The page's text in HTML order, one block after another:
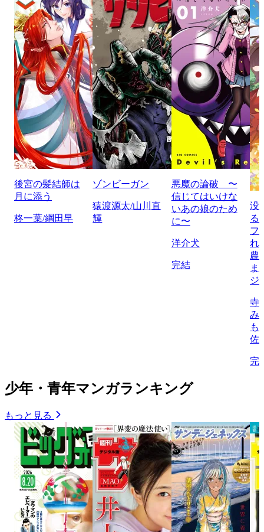
後宮の髪結師は
月に添う
柊一葉/綱田早
ゾンビーガン
猿渡源太/山川直
輝
悪魔の論破 〜
信じてはいけな
いあの娘のため
に〜
洋介犬
完結
没
る
フ
れ
農
ま
ジ
寺
み
も
佐
完
少年・青年マンガランキング
もっと見る